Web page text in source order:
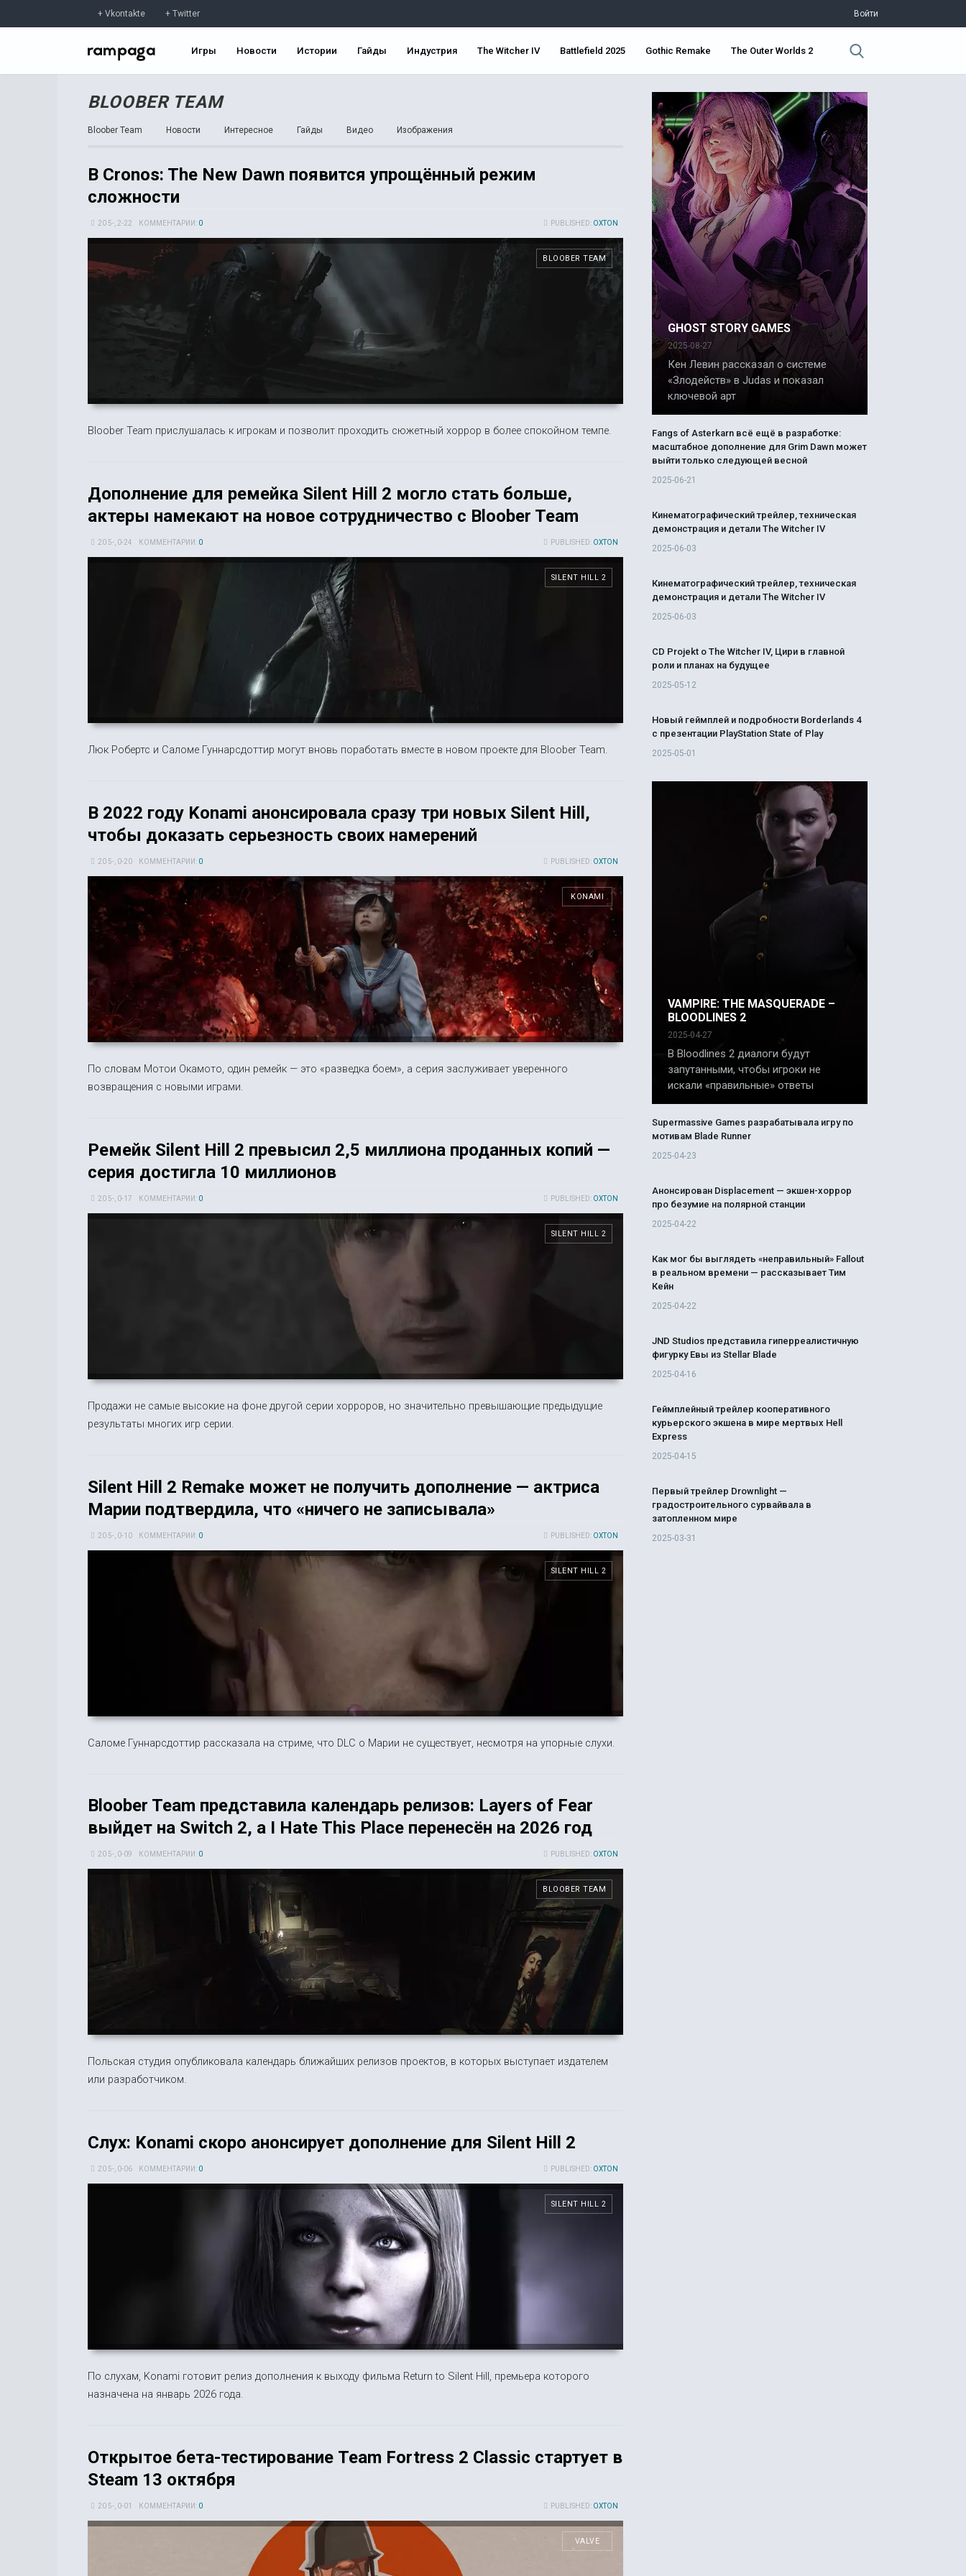
Vkontakte Twitter Войти
Игры Новости Истории Гайды Индустрия The Witcher IV Battlefield 2025 Gothic Remake The Outer Worlds 2
BLOOBER TEAM
Bloober Team Новости Интересное Гайды Видео Изображения
В Cronos: The New Dawn появится упрощённый режим
сложности
PUBLISHED: OXTON
20 5-, 2-22 КОММЕНТАРИИ: 0
BLOOBER TEAM
Bloober Team прислушалась к игрокам и позволит проходить сюжетный хоррор в более спокойном темпе.
Дополнение для ремейка Silent Hill 2 могло стать больше,
актеры намекают на новое сотрудничество с Bloober Team
PUBLISHED: OXTON
20 5-, 0-24 КОММЕНТАРИИ: 0
SILENT HILL 2
Люк Робертс и Саломе Гуннарсдоттир могут вновь поработать вместе в новом проекте для Bloober Team.
В 2022 году Konami анонсировала сразу три новых Silent Hill,
чтобы доказать серьезность своих намерений
PUBLISHED: OXTON
20 5-, 0-20 КОММЕНТАРИИ: 0
KONAMI
По словам Мотои Окамото, один ремейк — это «разведка боем», а серия заслуживает уверенного
возвращения с новыми играми.
Ремейк Silent Hill 2 превысил 2,5 миллиона проданных копий —
серия достигла 10 миллионов
PUBLISHED: OXTON
20 5-, 0-17 КОММЕНТАРИИ: 0
SILENT HILL 2
Продажи не самые высокие на фоне другой серии хорроров, но значительно превышающие предыдущие
результаты многих игр серии.
Silent Hill 2 Remake может не получить дополнение — актриса
Марии подтвердила, что «ничего не записывала»
PUBLISHED: OXTON
20 5-, 0-10 КОММЕНТАРИИ: 0
SILENT HILL 2
Саломе Гуннарсдоттир рассказала на стриме, что DLC о Марии не существует, несмотря на упорные слухи.
Bloober Team представила календарь релизов: Layers of Fear
выйдет на Switch 2, а I Hate This Place перенесён на 2026 год
PUBLISHED: OXTON
20 5-, 0-09 КОММЕНТАРИИ: 0
BLOOBER TEAM
Польская студия опубликовала календарь ближайших релизов проектов, в которых выступает издателем
или разработчиком.
Слух: Konami скоро анонсирует дополнение для Silent Hill 2
PUBLISHED: OXTON
20 5-, 0-06 КОММЕНТАРИИ: 0
SILENT HILL 2
По слухам, Konami готовит релиз дополнения к выходу фильма Return to Silent Hill, премьера которого
назначена на январь 2026 года.
Открытое бета-тестирование Team Fortress 2 Classic стартует в
Steam 13 октября
PUBLISHED: OXTON
20 5-, 0-01 КОММЕНТАРИИ: 0
VALVE
GHOST STORY GAMES
2025-08-27
Кен Левин рассказал о системе
«Злодейств» в Judas и показал
ключевой арт
Fangs of Asterkarn всё ещё в разработке:
масштабное дополнение для Grim Dawn может
выйти только следующей весной
2025-06-21
Кинематографический трейлер, техническая
демонстрация и детали The Witcher IV
2025-06-03
Кинематографический трейлер, техническая
демонстрация и детали The Witcher IV
2025-06-03
CD Projekt о The Witcher IV, Цири в главной
роли и планах на будущее
2025-05-12
Новый геймплей и подробности Borderlands 4
с презентации PlayStation State of Play
2025-05-01
VAMPIRE: THE MASQUERADE –
BLOODLINES 2
2025-04-27
В Bloodlines 2 диалоги будут
запутанными, чтобы игроки не
искали «правильные» ответы
Supermassive Games разрабатывала игру по
мотивам Blade Runner
2025-04-23
Анонсирован Displacement — экшен-хоррор
про безумие на полярной станции
2025-04-22
Как мог бы выглядеть «неправильный» Fallout
в реальном времени — рассказывает Тим
Кейн
2025-04-22
JND Studios представила гиперреалистичную
фигурку Евы из Stellar Blade
2025-04-16
Геймплейный трейлер кооперативного
курьерского экшена в мире мертвых Hell
Express
2025-04-15
Первый трейлер Drownlight —
градостроительного сурвайвала в
затопленном мире
2025-03-31